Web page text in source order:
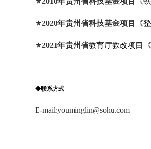
★2020年贵州省科技基金项目 《
★2021年贵州省教育厅教改项目
◆联系方式
E-mail:youminglin@sohu.com